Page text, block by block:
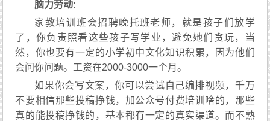
‬脑力劳动:
家教培训班会招聘晚托班老师，就是孩子们放学
了，你负责照看这些孩子写学业，避免她们贪玩，当
然，你也要有一定的小学初中文化知识积累，因为他们
会问你问题。工资在2000-3000一个月。
如果你会写文案，你可以尝试自己编排视频，千万
不要相信那些投稿挣钱，加公众号付费培训啥的，那些
真的能投稿挣钱的，基本都有一定的真实渠道。而不熟